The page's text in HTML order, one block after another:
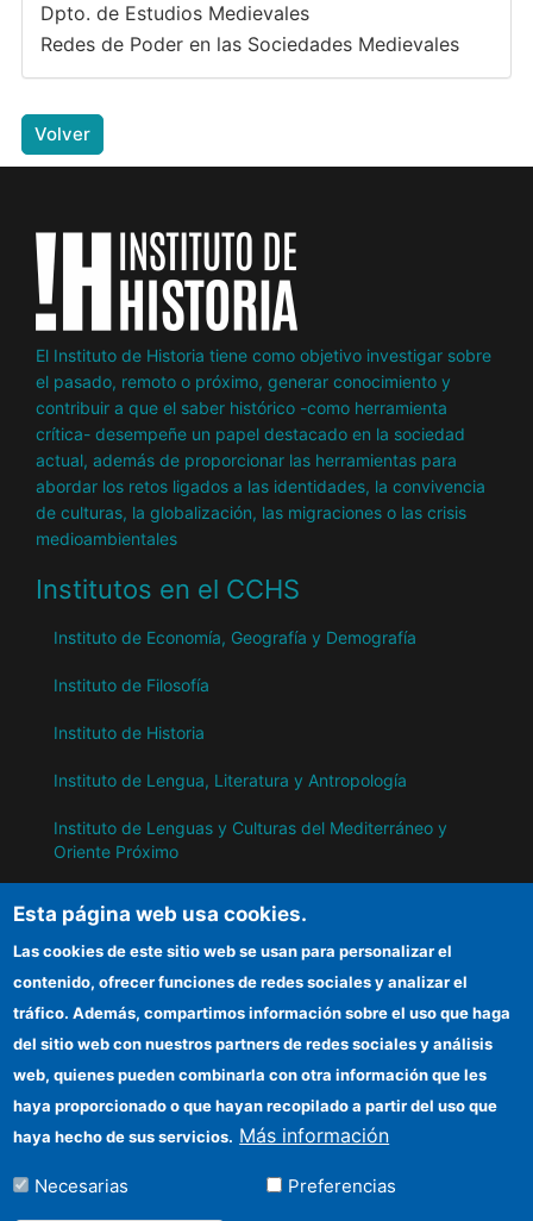
Dpto. de Estudios Medievales
Redes de Poder en las Sociedades Medievales
Volver
El Instituto de Historia tiene como objetivo investigar sobre
el pasado, remoto o próximo, generar conocimiento y
contribuir a que el saber histórico -como herramienta
crítica- desempeñe un papel destacado en la sociedad
actual, además de proporcionar las herramientas para
abordar los retos ligados a las identidades, la convivencia
de culturas, la globalización, las migraciones o las crisis
medioambientales
Institutos en el CCHS
Instituto de Economía, Geografía y Demografía
Instituto de Filosofía
Instituto de Historia
Instituto de Lengua, Literatura y Antropología
Instituto de Lenguas y Culturas del Mediterráneo y
Oriente Próximo
IH
Información para proveedores
Organismos financiadores
Cómo llegar
Esta página web usa cookies.
Las cookies de este sitio web se usan para personalizar el
contenido, ofrecer funciones de redes sociales y analizar el
tráfico. Además, compartimos información sobre el uso que haga
del sitio web con nuestros partners de redes sociales y análisis
web, quienes pueden combinarla con otra información que les
haya proporcionado o que hayan recopilado a partir del uso que
haya hecho de sus servicios. Más información
Necesarias Preferencias